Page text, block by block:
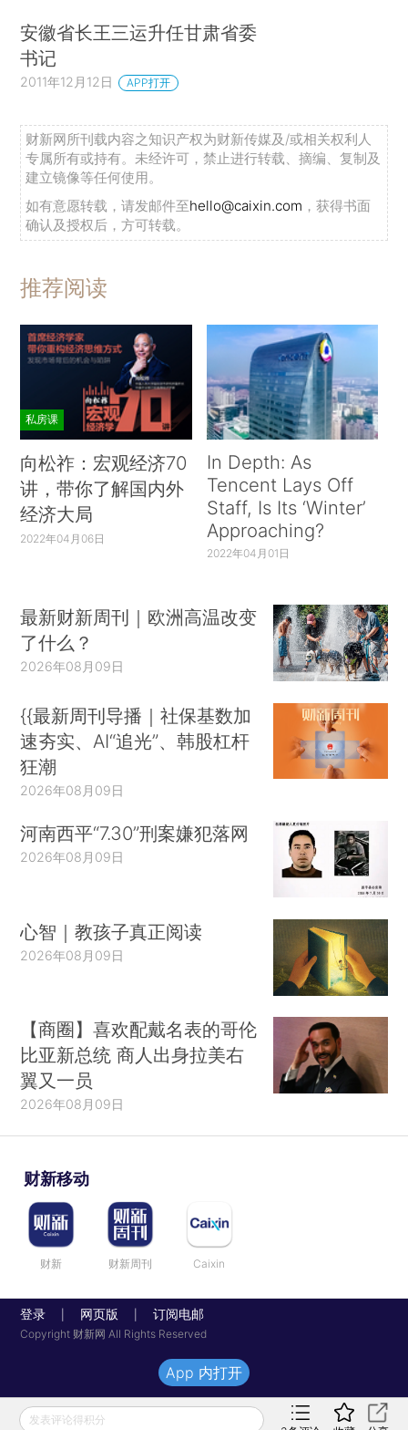
安徽省长王三运升任甘肃省委
书记
2011年12月12日 APP打开
财新网所刊载内容之知识产权为财新传媒及/或相关权利人
专属所有或持有。未经许可，禁止进行转载、摘编、复制及
建立镜像等任何使用。
如有意愿转载，请发邮件至hello@caixin.com ，获得书面
确认及授权后，方可转载。
推荐阅读
私房课
向松祚：宏观经济70
讲，带你了解国内外
经济大局
2022年04月06日
In Depth: As
Tencent Lays Off
Staff, Is Its ‘Winter’
Approaching?
2022年04月01日
最新财新周刊｜欧洲高温改变
了什么？
2026年08月09日
{{最新周刊导播｜社保基数加
速夯实、AI“追光”、韩股杠杆
狂潮
2026年08月09日
河南西平“7.30”刑案嫌犯落网
2026年08月09日
心智｜教孩子真正阅读
2026年08月09日
【商圈】喜欢配戴名表的哥伦
比亚新总统 商人出身拉美右
翼又一员
2026年08月09日
财新移动
财新 财新周刊 Caixin
登录 网页版 订阅电邮
Copyright 财新网 All Rights Reserved
发表评论得积分
App 内打开